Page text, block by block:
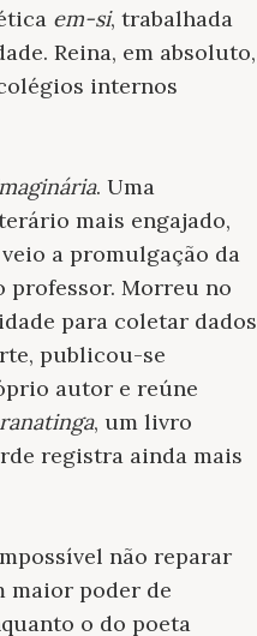
em-si, trabalhada
Reina, em absoluto,
internos
. Uma
mais engajado,
a promulgação da
professor. Morreu no
para coletar dados
publicou-se
autor e reúne
, um livro
registra ainda mais
não reparar
maior poder de
o do poeta